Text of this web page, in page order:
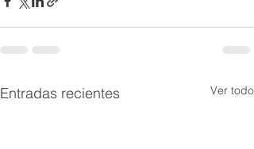
Entradas recientes Ver todo